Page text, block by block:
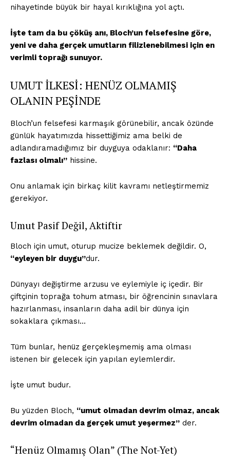
ÖZEL İÇERİKLERİMİZİ
İNCELEYİN
nihayetinde büyük bir hayal kırıklığına yol açtı.
İşte tam da bu çöküş anı, Bloch’un felsefesine göre,
yeni ve daha gerçek umutların filizlenebilmesi için en
verimli toprağı sunuyor.
UMUT İLKESİ: HENÜZ OLMAMIŞ
OLANIN PEŞİNDE
Bloch’un felsefesi karmaşık görünebilir, ancak özünde
günlük hayatımızda hissettiğimiz ama belki de
adlandıramadığımız bir duyguya odaklanır: “Daha
fazlası olmalı” hissine.
Onu anlamak için birkaç kilit kavramı netleştirmemiz
gerekiyor.
Umut Pasif Değil, Aktiftir
Bloch için umut, oturup mucize beklemek değildir. O,
“eyleyen bir duygu”dur.
Dünyayı değiştirme arzusu ve eylemiyle iç içedir. Bir
çiftçinin toprağa tohum atması, bir öğrencinin sınavlara
hazırlanması, insanların daha adil bir dünya için
sokaklara çıkması…
Tüm bunlar, henüz gerçekleşmemiş ama olması
istenen bir gelecek için yapılan eylemlerdir.
İşte umut budur.
Bu yüzden Bloch, “umut olmadan devrim olmaz, ancak
devrim olmadan da gerçek umut yeşermez” der.
“Henüz Olmamış Olan” (The Not-Yet)